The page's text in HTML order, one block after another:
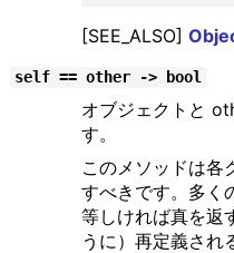
[SEE_ALSO]
self == other -> bool
オブジェクトと
す。
このメソッドは各
すべきです。多く
等しければ真を返
うに）再定義され